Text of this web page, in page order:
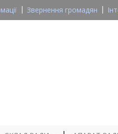
Звернення громадян